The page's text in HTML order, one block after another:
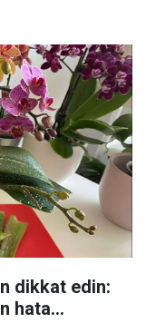
dikkat edin:
hata...